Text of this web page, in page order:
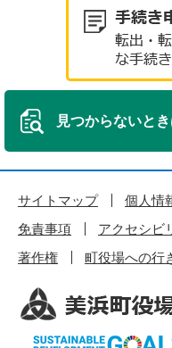
見つからないと
サイトマップ
個人情
免責事項
アクセシビ
著作権
町役場への行